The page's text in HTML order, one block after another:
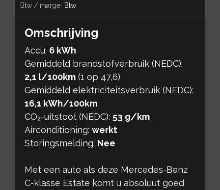
btw / marge: Btw
Omschrijving
Accu: 6 kWh
Gemiddeld brandstofverbruik (NEDC):
2,1 l/100km (1 op 47,6)
Gemiddeld elektriciteitsverbruik (NEDC):
16,1 kWh/100km
CO₂-uitstoot (NEDC): 53 g/km
Airconditioning: werkt
Storingsmelding: Nee
Met een auto als deze Mercedes-Benz
C-klasse Estate komt u absoluut goed